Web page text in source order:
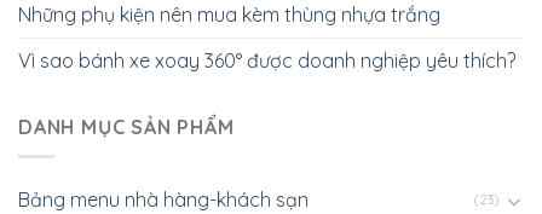
Những phụ kiện nên mua kèm thùng nhựa trắng
Vì sao bánh xe xoay 360° được doanh nghiệp yêu thích?
DANH MỤC SẢN PHẨM
Bảng menu nhà hàng-khách sạn (23)